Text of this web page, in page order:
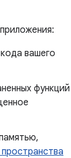
вашего
функций